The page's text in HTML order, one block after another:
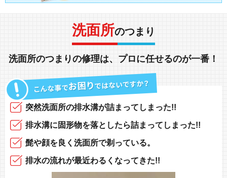
洗面所のつまり
洗面所のつまりの修理は、 プロに任せるのが一番！
突然洗面所の排水溝が詰まってしまった!!
排水溝に固形物を落としたら詰まってしまった!!
髭や顔を良く洗面所で剃っている。
排水の流れが最近わるくなってきた!!